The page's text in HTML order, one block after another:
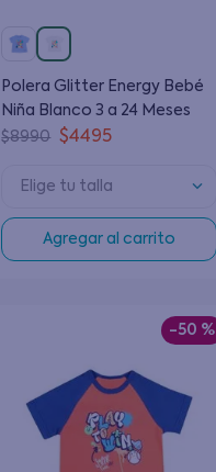
Polera Glitter Energy Bebé
Niña Blanco 3 a 24 Meses
$8990 $4495
Elige tu talla
Agregar al carrito
-50 %